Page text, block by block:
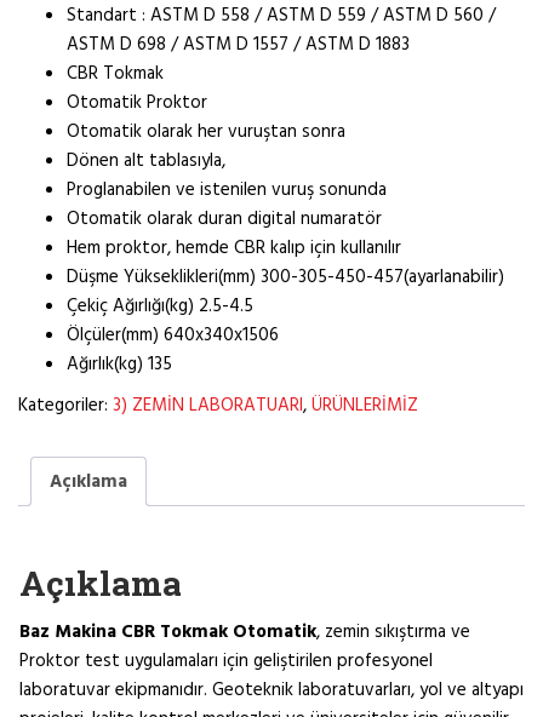
Standart : ASTM D 558 / ASTM D 559 / ASTM D 560 /
ASTM D 698 / ASTM D 1557 / ASTM D 1883
CBR Tokmak
Otomatik Proktor
Otomatik olarak her vuruştan sonra
Dönen alt tablasıyla,
Proglanabilen ve istenilen vuruş sonunda
Otomatik olarak duran digital numaratör
Hem proktor, hemde CBR kalıp için kullanılır
Düşme Yükseklikleri(mm) 300-305-450-457(ayarlanabilir)
Çekiç Ağırlığı(kg) 2.5-4.5
Ölçüler(mm) 640x340x1506
Ağırlık(kg) 135
Kategoriler: 3) ZEMİN LABORATUARI,ÜRÜNLERİMİZ
Açıklama
Açıklama
Baz Makina CBR Tokmak Otomatik, zemin sıkıştırma ve
Proktor test uygulamaları için geliştirilen profesyonel
laboratuvar ekipmanıdır. Geoteknik laboratuvarları, yol ve altyapı